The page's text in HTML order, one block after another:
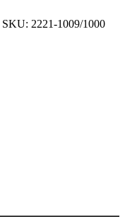
SKU: 2221-1009/1000